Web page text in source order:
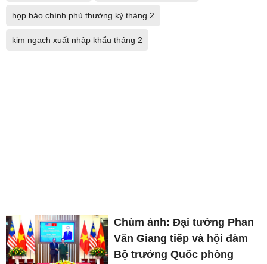
họp báo chính phủ thường kỳ tháng 2
kim ngạch xuất nhập khẩu tháng 2
Chùm ảnh: Đại tướng Phan
Văn Giang tiếp và hội đàm
Bộ trưởng Quốc phòng